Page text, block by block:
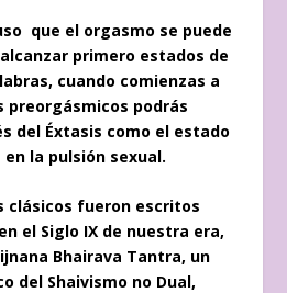
que el orgasmo se puede
primero estados de
cuando comienzas a
preorgásmicos podrás
del Éxtasis como el estado
la pulsión sexual.
fueron escritos
el Siglo IX de nuestra era,
Bhairava Tantra, un
del Shaivismo no Dual,